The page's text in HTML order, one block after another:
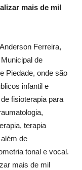
mais de mil
Ferreira,
de
Piedade, onde são
infantil e
fisioterapia para
terapia
de
tonal e vocal.
mais de mil